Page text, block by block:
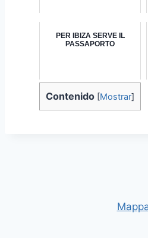
PER IBIZA SERVE IL
PASSAPORTO
Contenido [Mostrar]